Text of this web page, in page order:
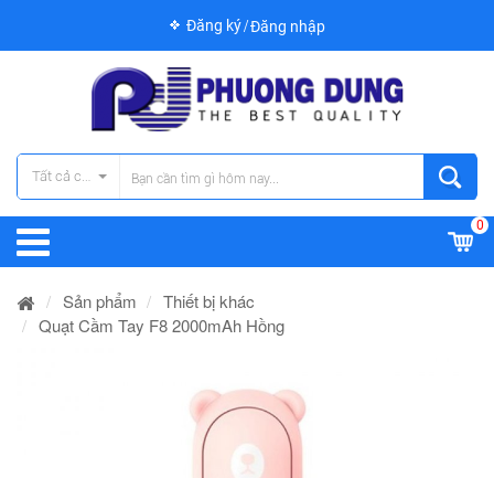
Đăng ký Đăng nhập
Tất cả các danh mục
0
Sản phẩm
Thiết bị khác
Quạt Cầm Tay F8 2000mAh Hồng